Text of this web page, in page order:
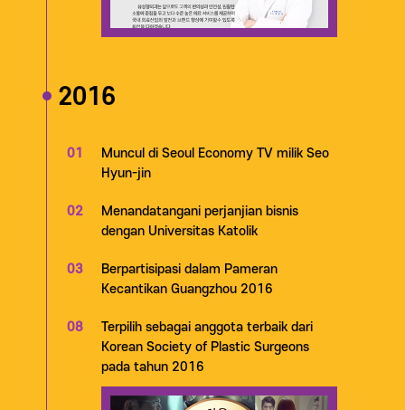
2016
01
Muncul di Seoul Economy TV milik Seo
Hyun-jin
02
Menandatangani perjanjian bisnis
dengan Universitas Katolik
03
Berpartisipasi dalam Pameran
Kecantikan Guangzhou 2016
08
Terpilih sebagai anggota terbaik dari
Korean Society of Plastic Surgeons
pada tahun 2016